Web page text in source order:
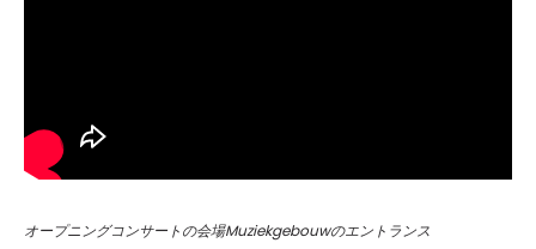
オープニングコンサートの会場Muziekgebouwのエントランス